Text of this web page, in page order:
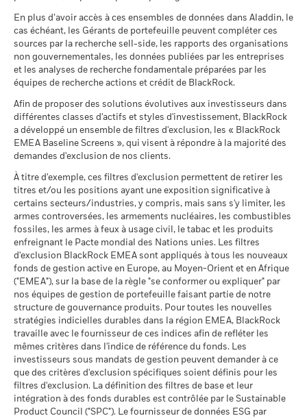
2021 2022
Rendement total
(%) GBP
10,3 5,9
Indice de
référence
comparateur 1
(%) GBP
20,8 12,8
La performance indiquée est calculée après déduction des
dans le calcul.
Les chiffres indiqués se rapportent aux performances
passées. Les performances passées ne sont pas un indicateur
fiable des performances futures. Les marchés pourraient
évoluer très différemment. Ceci peut vous aider à évaluer la
façon dont le fonds a été géré dans le passé
La performance est indiquée sur la base de la Valeur nette
d’inventaire (VNI), avec le revenu brut réinvesti le cas échéant.
Le rendement de votre investissement peut augmenter ou
diminuer en raison des fluctuations des devises si votre
investissement est effectué dans une devise autre que celle
utilisée dans le calcul des performances passées. Source :
Blackrock
susceptibles de modification.
Tension
Ce que vous pourriez obtenir après
Rendement annuel moyen
Défavorable
Ce que vous pourriez obtenir après
Rendement annuel moyen
Intermédiaire
Ce que vous pourriez obtenir après
Rendement annuel moyen
Favorable
Ce que vous pourriez obtenir après
Rendement annuel moyen
Le scénario de tension montre ce que vous pourriez obtenir
dans des situations de marché extrêmes.
prospectus.
Pour consulter les méthodologies MSCI sur lesquelles
reposent les Caractéristiques de durabilité, utilisez les liens
ci-dessous.
Notation des fonds ESG MSCI
au 17/juil./2026
A
Pointage de qualité ESG
MSCI (0-10)
au 17/juil./2026
Classification mondiale des
fonds selon Lipper
au 17/juil./2026
Equity Global
Moyenne pondérée de
l'intensité carbone MSCI
(tonnes de CO2e/M$ de
ventes)
au 17/juil./2026
% des avoirs à l'égard
desquels des données ESG
au 17/juil./2026
99,41
Pointage de qualité ESG
MSCI - centile par rapport aux
pairs
au 17/juil./2026
23,02
MSCI - Armes nucléaires
au 30/juin/2026
5,09%
MSCI - Armes à feu civiles
au 30/juin/2026
0,00%
MSCI - Tabac
au 30/juin/2026
MSCI - Contrevenants au
Pacte mondial des Nations
Unies
au 30/juin/2026
0,00%
MSCI - Charbon thermique
au 30/juin/2026
0,00%
MSCI - Sables bitumineux
au 30/juin/2026
0,00%
Données sur la
participation aux secteurs
d'activité
au 30/juin/2026
99,78%
Pourcentage des avoirs du
fonds à l'égard desquels
des données ne sont pas
disponibles
au 30/juin/2026
L'exposition de BlackRock aux secteurs d'activité, telle qu'elle
Sustainability related disclosure - GLUE_AGG
(fr)
BlackRock Funds I ICAV - Prospectus (French
- Belgium^France)
BlackRock Funds I ICAV - Prospectus (English
- Austria^Belgium^Czech
Republic^Spain^Sweden^Switzerland^United
Kingdom)
BlackRock Funds I ICAV - Prospectus (French
- France)
Voir tous les documents
En plus d’avoir accès à ces ensembles de données dans Aladdin, le
cas échéant, les Gérants de portefeuille peuvent compléter ces
sources par la recherche sell-side, les rapports des organisations
non gouvernementales, les données publiées par les entreprises
et les analyses de recherche fondamentale préparées par les
équipes de recherche actions et crédit de BlackRock.
Afin de proposer des solutions évolutives aux investisseurs dans
différentes classes d'actifs et styles d'investissement, BlackRock
a développé un ensemble de filtres d'exclusion, les « BlackRock
EMEA Baseline Screens », qui visent à répondre à la majorité des
demandes d'exclusion de nos clients.
À titre d'exemple, ces filtres d'exclusion permettent de retirer les
titres et/ou les positions ayant une exposition significative à
certains secteurs/industries, y compris, mais sans s'y limiter, les
armes controversées, les armements nucléaires, les combustibles
fossiles, les armes à feux à usage civil, le tabac et les produits
enfreignant le Pacte mondial des Nations unies. Les filtres
d'exclusion BlackRock EMEA sont appliqués à tous les nouveaux
fonds de gestion active en Europe, au Moyen-Orient et en Afrique
("EMEA"), sur la base de la règle "se conformer ou expliquer" par
nos équipes de gestion de portefeuille faisant partie de notre
structure de gouvernance produits. Pour toutes les nouvelles
stratégies indicielles durables dans la région EMEA, BlackRock
travaille avec le fournisseur de ces indices afin de refléter les
mêmes critères dans l'indice de référence du fonds. Les
investisseurs sous mandats de gestion peuvent demander à ce
que des critères d'exclusion spécifiques soient définis pour les
filtres d'exclusion. La définition des filtres de base et leur
intégration à des fonds durables est contrôlée par le Sustainable
Product Council ("SPC"). Le fournisseur de données ESG par